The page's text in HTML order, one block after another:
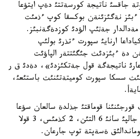
جاقسئ ناتيجة كورسةتتئ دةپ ايتؤعا
ءبئز نةگئزئنةن بوكسقا كوپ ءذمئت
جةثئپ الؤدئ كوزدةگةنبئز.
ارنايئ سپورت ءتذرئ بولئپ
دة ءبئزدئث جئگئتتةر الپاؤئت
ناتيجةگة قول جةتكئزدئ»، دةدئ ق ر
سسكا سپورت كوميتةتئنئث باستئعئ،
قورجئنئنا قوماقتئ جذلدة سالعان سؤعا
جذزؤشئلةر بولدئ. ولار جالپئ سانئ 6 التئن، 2 كذمئس، 3 قولا
ةسةپتة توپ جارعان.